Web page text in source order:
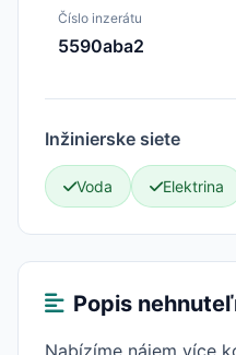
Číslo inzerátu
5590aba2
Inžinierske siete
Voda Elektrina
Popis
Nabízíme nájem více